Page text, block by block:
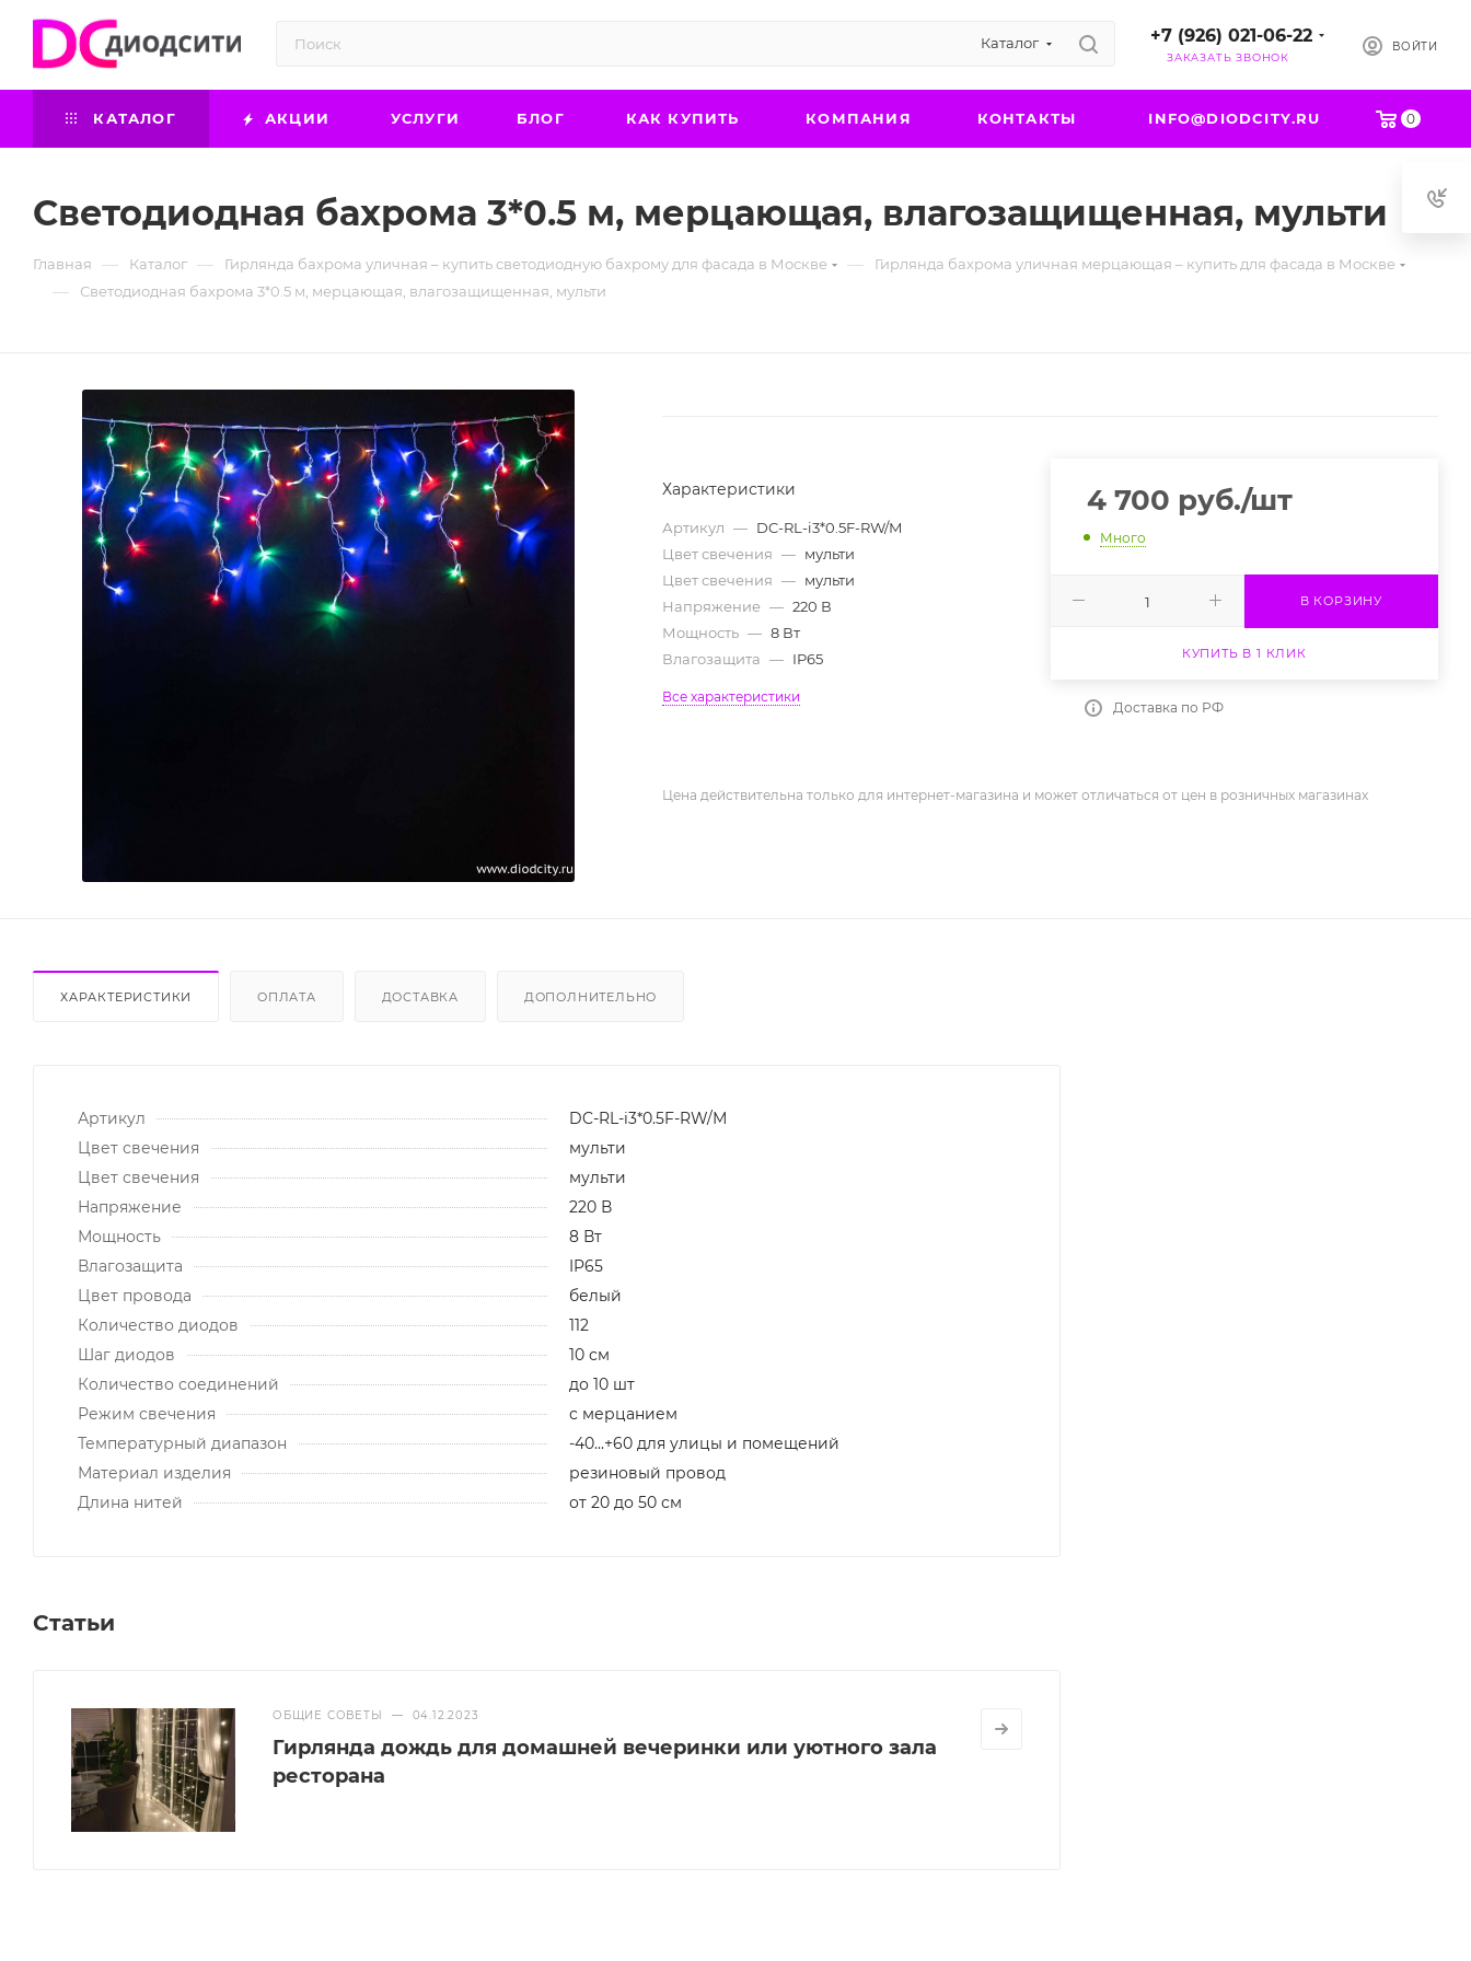
Каталог +7 (926) 021-06-22
ЗАКАЗАТЬ ЗВОНОК
ВОЙТИ
0
КАТАЛОГ АКЦИИ УСЛУГИ БЛОГ КАК КУПИТЬ КОМПАНИЯ КОНТАКТЫ INFO@DIODCITY.RU
Светодиодная бахрома 3*0.5 м, мерцающая, влагозащищенная, мульти
Главная — Каталог — Гирлянда бахрома уличная – купить светодиодную бахрому для фасада в Москве — Гирлянда бахрома уличная мерцающая – купить для фасада в Москве
— Светодиодная бахрома 3*0.5 м, мерцающая, влагозащищенная, мульти
Характеристики
Артикул — DC-RL-i3*0.5F-RW/М
Цвет свечения — мульти
Цвет свечения — мульти
Напряжение — 220 В
Мощность — 8 Вт
Влагозащита — IP65
Все характеристики
4 700 руб./шт
Много
В КОРЗИНУ
КУПИТЬ В 1 КЛИК
Доставка по РФ
Цена действительна только для интернет-магазина и может отличаться от цен в розничных магазинах
ХАРАКТЕРИСТИКИ ОПЛАТА ДОСТАВКА ДОПОЛНИТЕЛЬНО
Артикул
DC-RL-i3*0.5F-RW/М
Цвет свечения
мульти
Цвет свечения
мульти
Напряжение
220 В
Мощность
8 Вт
Влагозащита
IP65
Цвет провода
белый
Количество диодов
112
Шаг диодов
10 см
Количество соединений
до 10 шт
Режим свечения
с мерцанием
Температурный диапазон
-40...+60 для улицы и помещений
Материал изделия
резиновый провод
Длина нитей
от 20 до 50 см
Статьи
ОБЩИЕ СОВЕТЫ — 04.12.2023
Гирлянда дождь для домашней вечеринки или уютного зала
ресторана